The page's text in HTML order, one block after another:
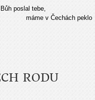
poslal tebe,
peklo
RODU